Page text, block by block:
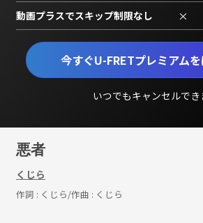
今すぐU-FRETプレミアム
いつでもキャンセルでき
動画プラスでスキップ制限なし ×
悪者
くじら
作詞 : くじら/作曲 : くじら